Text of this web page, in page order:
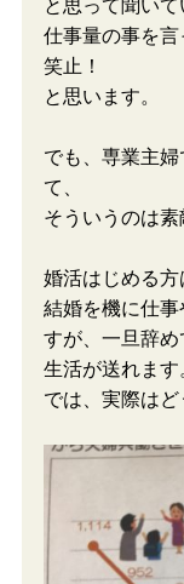
と思って聞いて
仕事量の事を言
笑止！
と思います。
でも、専業主
て、
そういうのは素
婚活はじめる方
結婚を機に仕
すが、一旦辞
生活が送れます
では、実際はど